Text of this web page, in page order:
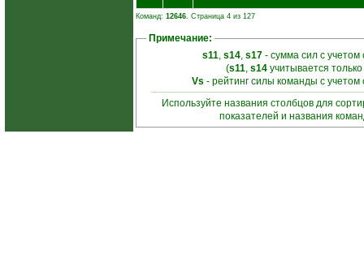
Команд: 12646. Страница 4 из 127
Примечание:
s11, s14, s17- сумма сил с учетом
(s11, s14 учитывается
Vs - рейтинг силы команды с
Используйте названия столбцов для
показателей и названия